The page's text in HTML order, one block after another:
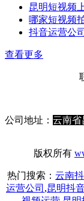
昆明短视频
哪家短视频
抖音运营公
查看更多
公司地址： 云南省
版权所有
热门搜索： 云南
运营公司 ,昆明抖